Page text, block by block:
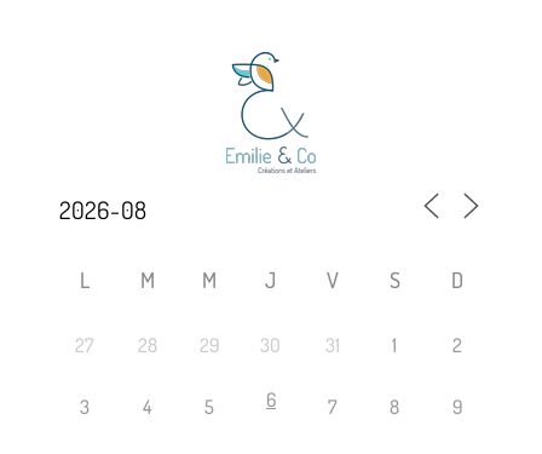
L M M J V S D
27 28 29 30 31 1 2
3 4 5 6 7 8 9